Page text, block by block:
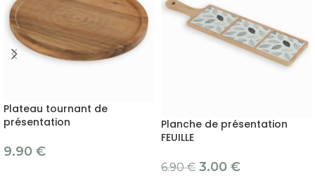
Plateau tournant de
présentation
9.90 €
Planche de présentation
FEUILLE
6.90€ 3.00 €